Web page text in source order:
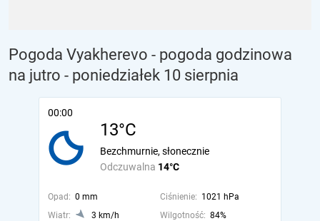
Pogoda Vyakherevo - pogoda godzinowa
na jutro - poniedziałek 10 sierpnia
00:00
13°C
Odczuwalna 14°C
Bezchmurnie, słonecznie
Opad: 0 mm Ciśnienie: 1021 hPa
Wiatr:
3 km/h Wilgotność: 84%